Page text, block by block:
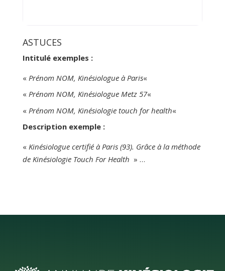
la Kinésiologie (et le
ASTUCES
Intitulé exemples :
« Prénom NOM, Kinésiologue à Paris«
« Prénom NOM, Kinésiologue Metz 57«
« Prénom NOM, Kinésiologie touch for health«
Description exemple :
« Kinésiologue certifié à Paris (93). Grâce à la méthode
de Kinésiologie Touch For Health » …